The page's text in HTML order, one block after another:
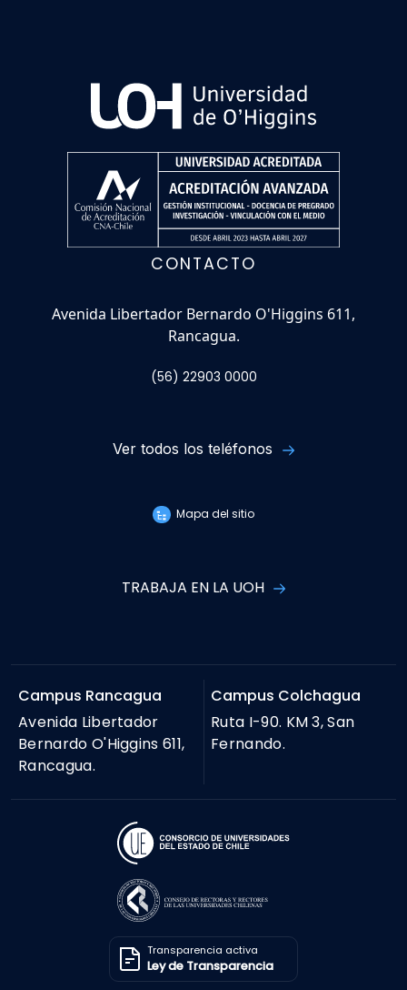
CONTACTO
Avenida Libertador Bernardo O'Higgins 611,
Rancagua.
(56) 22903 0000
Ver todos los teléfonos
Mapa del sitio
TRABAJA EN LA UOH
Campus Rancagua
Avenida Libertador
Bernardo O'Higgins 611,
Rancagua.
Campus Colchagua
Ruta I-90. KM 3, San
Fernando.
Transparencia activa
Ley de Transparencia